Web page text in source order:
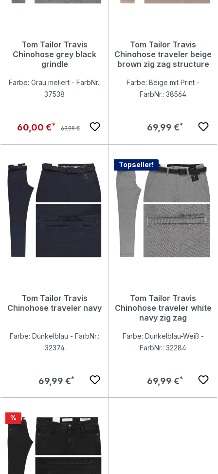
Tom Tailor Travis
Chinohose grey black
grindle
Farbe: Grau meliert - FarbNr.:
37538
Verkaufspreis:
60,00 € Regulärer Preis:
69,99 €
Tom Tailor Travis
Chinohose traveler beige
brown zig zag structure
Farbe: Beige mit Print -
FarbNr.: 38564
Regulärer Preis:
69,99 €
Tom Tailor Travis
Chinohose traveler navy
Farbe: Dunkelblau - FarbNr.:
32374
Regulärer Preis:
69,99 €
Topseller!
Tom Tailor Travis
Chinohose traveler white
navy zig zag
Farbe: Dunkelblau-Weiß -
FarbNr.: 32284
Regulärer Preis:
69,99 €
Rabatt
%